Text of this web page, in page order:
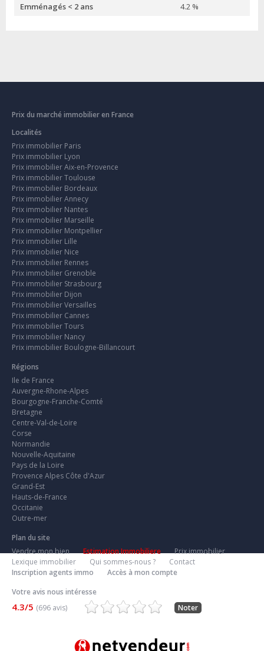
Emménagés < 2 ans
4.2 %
Prix du marché immobilier en France
Localités
Prix immobilier Paris
Prix immobilier Lyon
Prix immobilier Aix-en-Provence
Prix immobilier Toulouse
Prix immobilier Bordeaux
Prix immobilier Annecy
Prix immobilier Nantes
Prix immobilier Marseille
Prix immobilier Montpellier
Prix immobilier Lille
Prix immobilier Nice
Prix immobilier Rennes
Prix immobilier Grenoble
Prix immobilier Strasbourg
Prix immobilier Dijon
Prix immobilier Versailles
Prix immobilier Cannes
Prix immobilier Tours
Prix immobilier Nancy
Prix immobilier Boulogne-Billancourt
Régions
Ile de France
Auvergne-Rhone-Alpes
Bourgogne-Franche-Comté
Bretagne
Centre-Val-de-Loire
Corse
Normandie
Nouvelle-Aquitaine
Pays de la Loire
Provence Alpes Côte d'Azur
Grand-Est
Hauts-de-France
Occitanie
Outre-mer
Plan du site
Vendre mon bien
Estimation Immobiliere
Prix immobilier
Lexique immobilier
Qui sommes-nous ?
Contact
Inscription agents immo
Accès à mon compte
Votre avis nous intéresse
4.3/5 (696 avis) Noter